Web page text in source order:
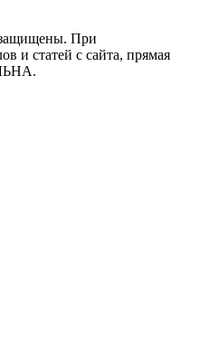
При
и статей с сайта, прямая